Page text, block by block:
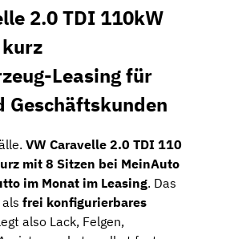
2.0 TDI 110kW
Leasing für
Geschäftskunden
VW Caravelle 2.0 TDI 110
mit 8 Sitzen bei MeinAuto
im Monat im Leasing. Das
frei konfigurierbares
also Lack, Felgen,